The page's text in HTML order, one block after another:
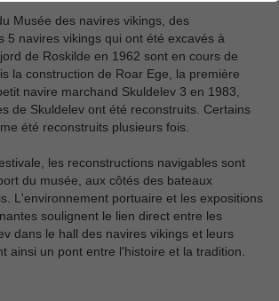
Musée des navires vikings, des
5 navires vikings qui ont été excavés à
de Roskilde en 1962 sont en cours de
la construction de Roar Ege, la première
navire marchand Skuldelev 3 en 1983,
de Skuldelev ont été reconstruits. Certains
été reconstruits plusieurs fois.
les reconstructions navigables sont
du musée, aux côtés des bateaux
L'environnement portuaire et les expositions
soulignent le lien direct entre les
dans le hall des navires vikings et leurs
ainsi un pont entre l'histoire et la tradition.